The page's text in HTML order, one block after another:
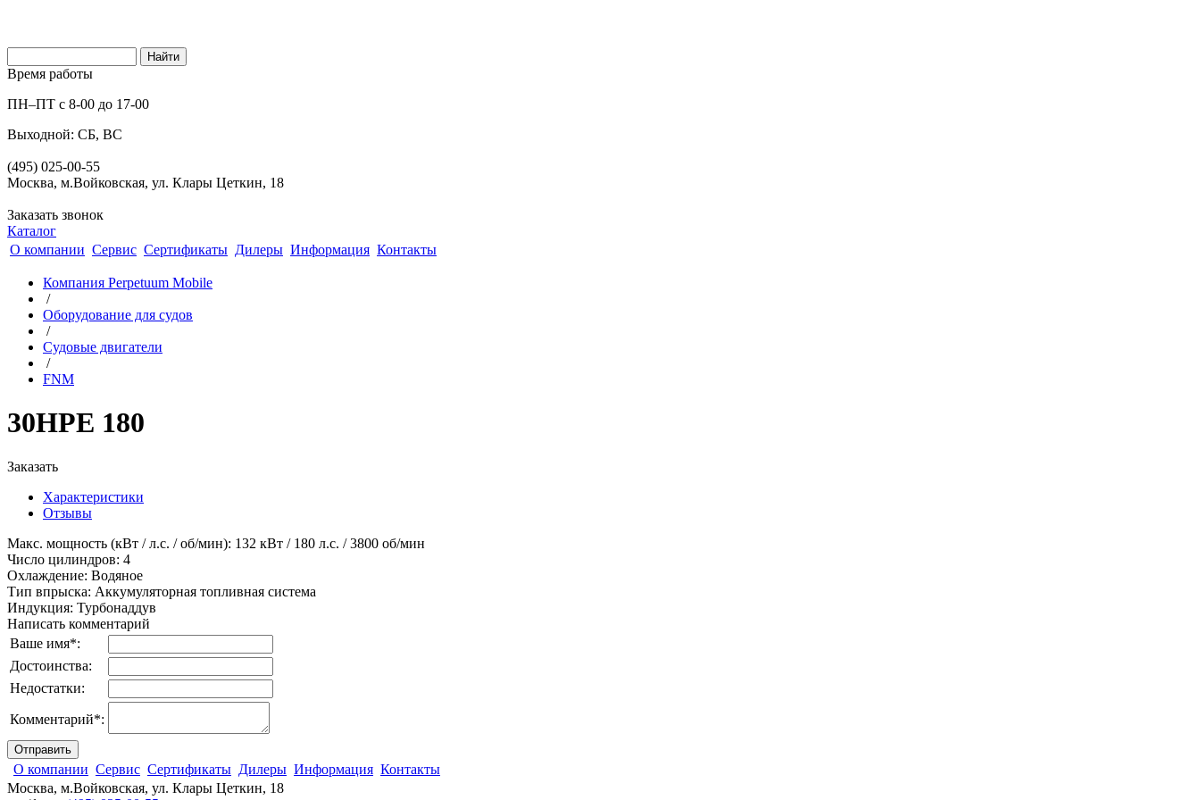
Время работы
ПН–ПТ с 8-00 до 17-00
Выходной: СБ, ВС
(495) 025-00-55
Москва, м.Войковская, ул. Клары Цеткин, 18
Заказать звонок
Каталог
О компании Сервис Сертификаты Дилеры Информация Контакты
Компания Perpetuum Mobile
/
Оборудование для судов
/
Судовые двигатели
/
FNM
30HPE 180
Заказать
Характеристики
Отзывы
Макс. мощность (кВт / л.с. / об/мин): 132 кВт / 180 л.с. / 3800 об/мин
Число цилиндров: 4
Охлаждение: Водяное
Тип впрыска: Аккумуляторная топливная система
Индукция: Турбонаддув
Написать комментарий
Ваше имя*:
Достоинства:
Недостатки:
Комментарий*:
О компании Сервис Сертификаты Дилеры Информация Контакты
Москва, м.Войковская, ул. Клары Цеткин, 18